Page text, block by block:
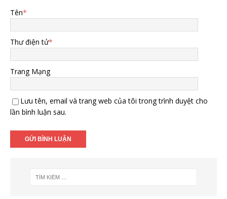
Tên*
Thư điện tử*
Trang Mạng
Lưu tên, email và trang web của tôi trong trình duyệt cho
lần bình luận sau.